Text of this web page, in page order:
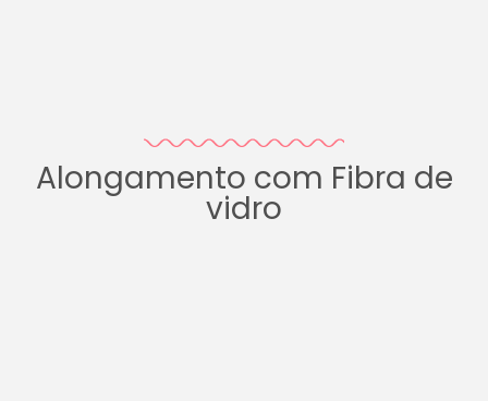
Alongamento com Fibra de
vidro